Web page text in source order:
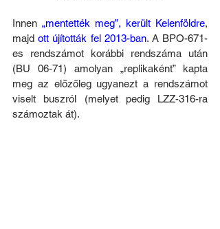
Innen „mentették meg”, került Kelenföldre,
majd ott újították fel 2013-ban. A BPO-671-
es rendszámot korábbi rendszáma után
(BU 06-71) amolyan „replikaként” kapta
meg az előzőleg ugyanezt a rendszámot
viselt buszról (melyet pedig LZZ-316-ra
számoztak át).